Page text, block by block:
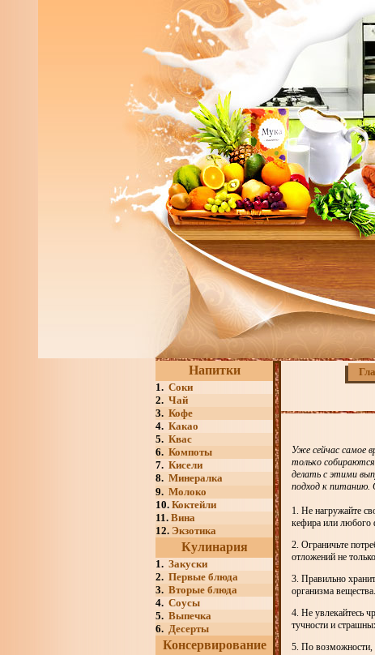
Напитки
1. Соки
2. Чай
3. Кофе
4. Какао
5. Квас
6. Компоты
7. Кисели
8. Минералка
9. Молоко
10. Коктейли
11. Вина
12. Экзотика
Кулинария
1. Закуски
2. Первые блюда
3. Вторые блюда
4. Соусы
5. Выпечка
6. Десерты
Консервирование
Уже сейчас самое
только
делать с этими
подход к питанию.
1. Не нагружайте
кефира или любого
2. Ограничьте
отложений не
3. Правильно
организма вещества.
4. Не увлекайтесь
тучности и
5. По возможности,